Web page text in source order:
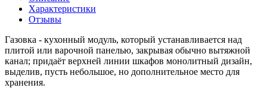
Характеристики
Отзывы
Газовка - кухонный модуль, который устанавливается над
плитой или варочной панелью, закрывая обычно вытяжной
канал; придаёт верхней линии шкафов монолитный дизайн,
выделив, пусть небольшое, но дополнительное место для
хранения.